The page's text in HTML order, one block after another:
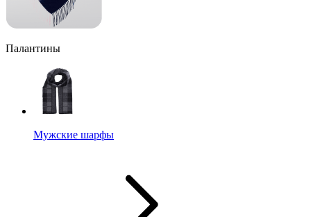
Палантины
Мужские шарфы